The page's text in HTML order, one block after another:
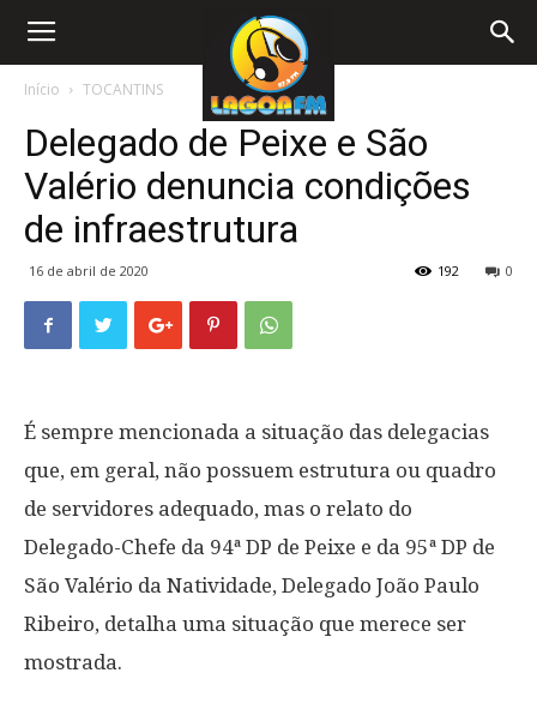
Início TOCANTINS
Delegado de Peixe e São
Valério denuncia condições
de infraestrutura
16 de abril de 2020 0
192
É sempre mencionada a situação das delegacias
que, em geral, não possuem estrutura ou quadro
de servidores adequado, mas o relato do
Delegado-Chefe da 94ª DP de Peixe e da 95ª DP de
São Valério da Natividade, Delegado João Paulo
Ribeiro, detalha uma situação que merece ser
mostrada.